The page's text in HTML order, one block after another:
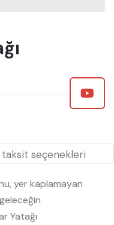
seçenekleri
yer kaplamayan
Yatağı